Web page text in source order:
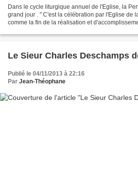
Dans le cycle liturgique annuel de l'Eglise, la
grand jour . " C'est la célébration par l'Eglise de
comme la fin de la réalisation et
Le Sieur Charles Deschamps
Publié le 04/11/2013 à 22:16
Par Jean-Théophane